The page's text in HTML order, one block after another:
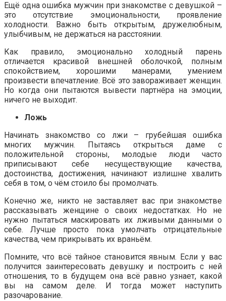
Ещё одна ошибка мужчин при знакомстве с девушкой –
это отсутствие эмоциональности, проявление
холодности. Важно быть открытым, дружелюбным,
улыбчивым, не держаться на расстоянии.
Как правило, эмоционально холодный парень
отличается красивой внешней оболочкой, полным
спокойствием, хорошими манерами, умением
произвести впечатление. Всё это завораживает женщин.
Но когда они пытаются вывести партнёра на эмоции,
ничего не выходит.
Ложь
Начинать знакомство со лжи – грубейшая ошибка
многих мужчин. Пытаясь открыться даме с
положительной стороны, молодые люди часто
приписывают себе несуществующие качества,
достоинства, достижения, начинают излишне хвалить
себя в том, о чём стоило бы промолчать.
Конечно же, никто не заставляет вас при знакомстве
рассказывать женщине о своих недостатках. Но не
нужно пытаться маскировать их лживыми данными о
себе. Лучше просто пока умолчать отрицательные
качества, чем прикрывать их враньём.
Помните, что всё тайное становится явным. Если у вас
получится заинтересовать девушку и построить с ней
отношения, то в будущем она всё равно узнает, какой
вы на самом деле. И тогда может наступить
разочарование.